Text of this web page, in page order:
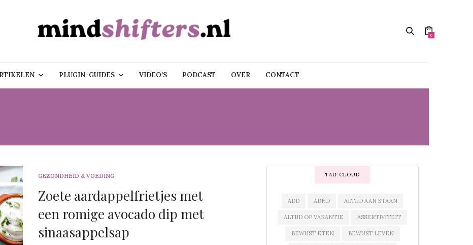
0
PLUGIN-GUIDES VIDEO’S PODCAST OVER CONTACT
GEZONDHEID & VOEDING
Zoete aardappelfrietjes met
een romige avocado dip met
sinaasappelsap
TAG CLOUD
ADD ADHD ALTIJD AAN STAAN
ALTIJD OP VAKANTIE ASSERTIVITEIT
BEWUST ETEN BEWUST LEVEN